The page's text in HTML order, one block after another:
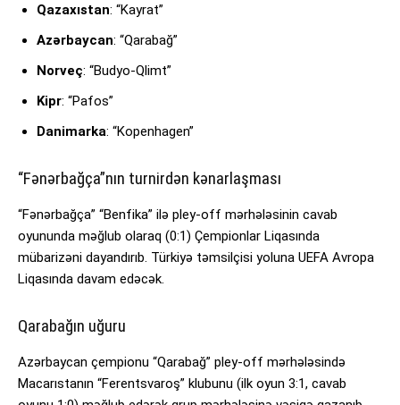
Qazaxıstan: “Kayrat”
Azərbaycan: “Qarabağ”
Norveç: “Budyo-Qlimt”
Kipr: “Pafos”
Danimarka: “Kopenhagen”
“Fənərbağça”nın turnirdən kənarlaşması
“Fənərbağça” “Benfika” ilə pley-off mərhələsinin cavab
oyununda məğlub olaraq (0:1) Çempionlar Liqasında
mübarizəni dayandırıb. Türkiyə təmsilçisi yoluna UEFA Avropa
Liqasında davam edəcək.
Qarabağın uğuru
Azərbaycan çempionu “Qarabağ” pley-off mərhələsində
Macarıstanın “Ferentsvaroş” klubunu (ilk oyun 3:1, cavab